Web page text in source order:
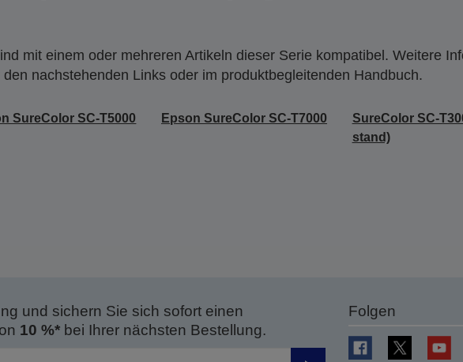
mit einem oder mehreren Artikeln dieser Serie kompatibel. Weitere
nachstehenden Links oder im produktbegleitenden Handbuch.
SureColor SC-T5000 Epson SureColor SC-T7000
SureColor SC-
stand)
und sichern Sie sich sofort einen
10 %*bei Ihrer nächsten Bestellung.
Folgen